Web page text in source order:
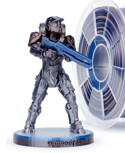
impressions 3D
artistiques.